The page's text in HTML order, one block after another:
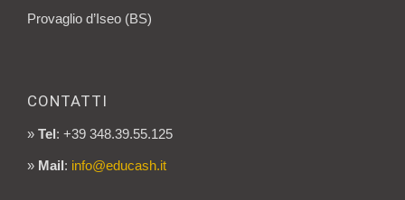
Provaglio d’Iseo (BS)
CONTATTI
» Tel: +39 348.39.55.125
» Mail: info@educash.it